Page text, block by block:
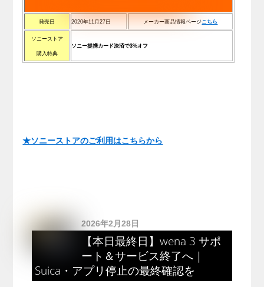
発売日 2020年11月27日 メーカー商品情報ページこちら
ソニーストア
購入特典
ソニー提携カード決済で3%オフ
★ソニーストアのご利用はこちらから
2026年2月28日
【本日最終日】wena 3 サポ
ート＆サービス終了へ｜
Suica・アプリ停止の最終確認を